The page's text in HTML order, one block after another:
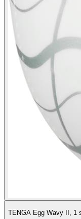
TENGA Egg Wavy II, 1